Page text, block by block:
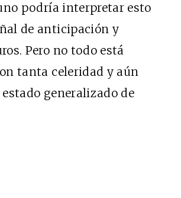
podría interpretar esto
de anticipación y
Pero no todo está
tanta celeridad y aún
generalizado de